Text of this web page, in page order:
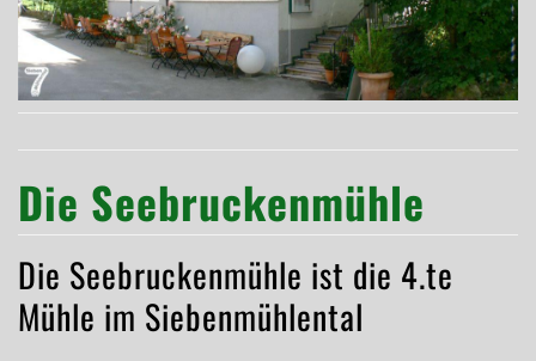
Die Seebruckenmühle
Die Seebruckenmühle ist die 4.te
Mühle im Siebenmühlental